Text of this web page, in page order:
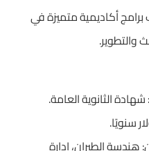
برامج أكاديمية متميزة في
والتطوير.
الثانوية العامة.
الطيران، إدارة